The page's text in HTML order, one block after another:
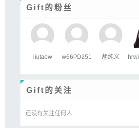
Gift的粉丝
liutaow w66PD251 胡纯义
Gift的关注
还没有关注任何人